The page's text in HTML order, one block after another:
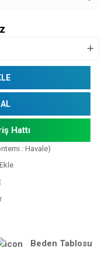
Hattı
: Havale)
Beden Tablosu